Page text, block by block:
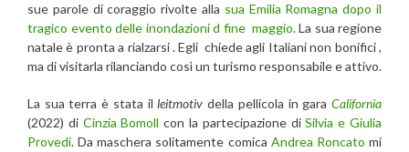
sue parole di coraggio rivolte alla sua Emilia Romagna dopo il
tragico evento delle inondazioni d fine maggio.La sua regione
natale è pronta a rialzarsi . Egli chiede agli Italiani non bonifici ,
ma di visitarla rilanciando così un turismo responsabile e attivo.
La sua terra è stata illeitmotivdella pellicola in garaCalifornia
(2022) di Cinzia Bomoll con la partecipazione diSilvia e Giulia
Provedi. Da maschera solitamente comica Andrea Roncato mi